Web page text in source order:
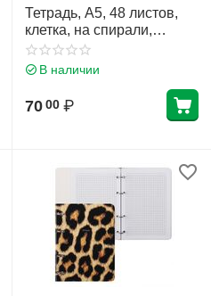
Тетрадь, А5, 48 листов,
клетка, на спирали,
Серебро, Hatber,
48Т5бвВ1гр
В наличии
70 00 ₽